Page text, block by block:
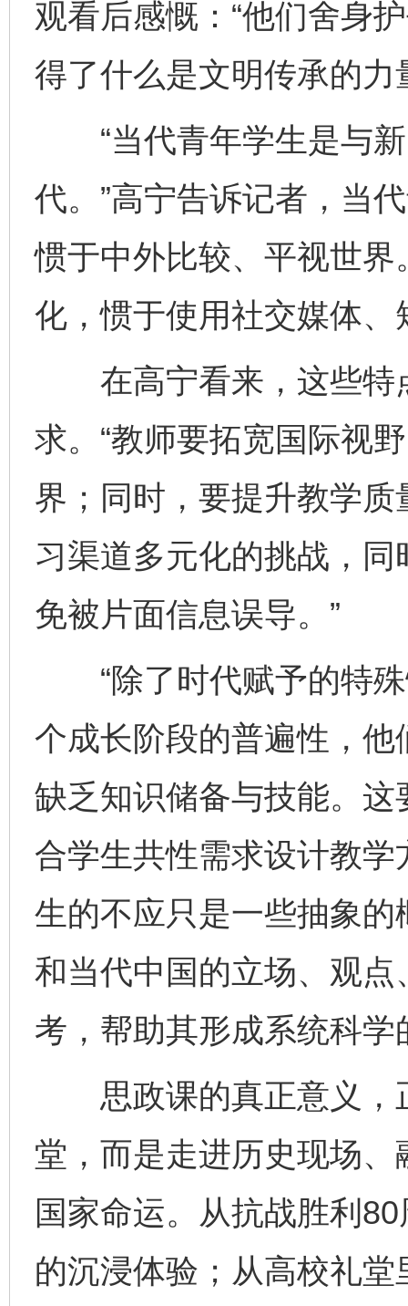
观看后感慨：“他们舍身
得了什么是文明传承的力
“当代青年学生是与新
代。”高宁告诉记者，当
惯于中外比较、平视世
化，惯于使用社交媒体
在高宁看来，这些特
求。“教师要拓宽国际视
界；同时，要提升教学
习渠道多元化的挑战，
免被片面信息误导。”
“除了时代赋予的特殊
个成长阶段的普遍性，
缺乏知识储备与技能。
合学生共性需求设计教学
生的不应只是一些抽象
和当代中国的立场、观
考，帮助其形成系统科学
思政课的真正意义，
堂，而是走进历史现场
国家命运。从抗战胜利
的沉浸体验；从高校礼